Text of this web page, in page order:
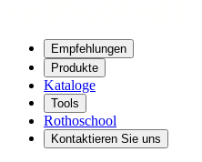
Empfehlungen
Produkte
Kataloge
Tools
Rothoschool
Kontaktieren Sie uns